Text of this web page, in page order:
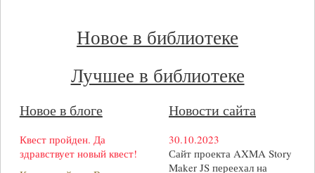
Новое в библиотеке
Лучшее в библиотеке
Новое в блоге
Квест пройден. Да
здравствует новый квест!
Новости сайта
30.10.2023
Сайт проекта AXMA Story
Maker JS переехал на